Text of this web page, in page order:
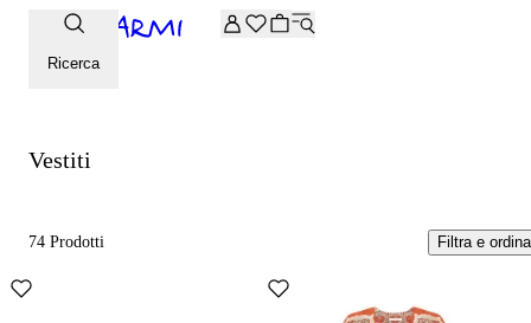
Extra -20% sulla selezione Archive. Inserisci il codice
Ricerca
Vestiti
Vestiti
74 Prodotti Filtra e ordina